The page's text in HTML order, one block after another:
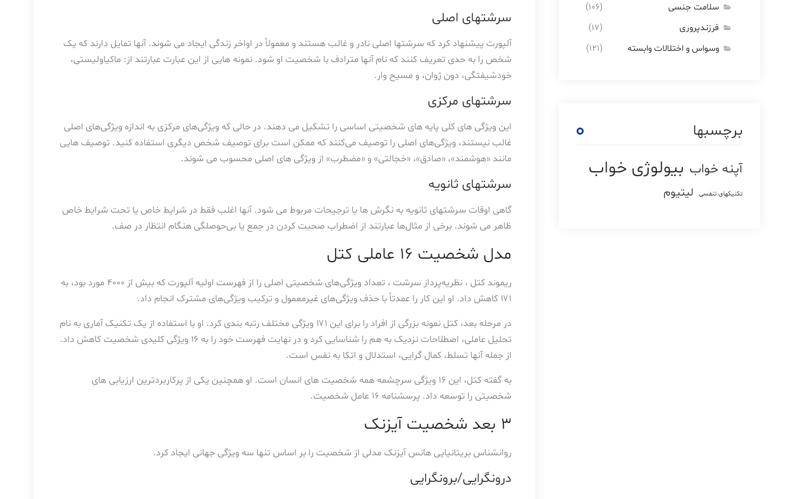
سرشتهای اصلی
آلپورت پیشنهاد کرد که سرشتها اصلی نادر و غالب هستند و معمولاً در اواخر زندگی ایجاد می شوند. آنها تمایل دارند که یک
شخص را به حدی تعریف کنند که نام آنها مترادف با شخصیت او شود. نمونه هایی از این عبارت عبارتند از: ماکیاولیستی،
خودشیفتگی، دون ژوان، و مسیح وار.
سرشتهای مرکزی
این ویژگی های کلی پایه های شخصیتی اساسی را تشکیل می دهند. در حالی که ویژگی‌های مرکزی به اندازه ویژگی‌های اصلی
غالب نیستند، ویژگی‌های اصلی را توصیف می‌کنند که ممکن است برای توصیف شخص دیگری استفاده کنید. توصیف هایی
مانند «هوشمند»، «صادق»، «خجالتی» و «مضطرب» از ویژگی های اصلی محسوب می شوند.
سرشتهای ثانویه
گاهی اوقات سرشتهای ثانویه به نگرش ها یا ترجیحات مربوط می شود. آنها اغلب فقط در شرایط خاص یا تحت شرایط خاص
ظاهر می شوند. برخی از مثال‌ها عبارتند از اضطراب صحبت کردن در جمع یا بی‌حوصلگی هنگام انتظار در صف.
مدل شخصیت ۱۶ عاملی کتل
ریموند کتل ، نظریه‌پرداز سرشت ، تعداد ویژگی‌های شخصیتی اصلی را از فهرست اولیه آلپورت که بیش از ۴۰۰۰ مورد بود، به
۱۷۱ کاهش داد. او این کار را عمدتاً با حذف ویژگی‌های غیرمعمول و ترکیب ویژگی‌های مشترک انجام داد.
در مرحله بعد، کتل نمونه بزرگی از افراد را برای این ۱۷۱ ویژگی مختلف رتبه بندی کرد. او با استفاده از یک تکنیک آماری به نام
تحلیل عاملی، اصطلاحات نزدیک به هم را شناسایی کرد و در نهایت فهرست خود را به ۱۶ ویژگی کلیدی شخصیت کاهش داد.
از جمله آنها تسلط، کمال گرایی، استدلال و اتکا به نفس است.
به گفته کتل، این ۱۶ ویژگی سرچشمه همه شخصیت های انسان است. او همچنین یکی از پرکاربردترین ارزیابی های
شخصیتی را توسعه داد. پرسشنامه ۱۶ عامل شخصیت.
۳ بعد شخصیت آیزنک
روانشناس بریتانیایی هانس آیزنک مدلی از شخصیت را بر اساس تنها سه ویژگی جهانی ایجاد کرد.
درونگرایی/برونگرایی
سلامت جنسی
(۱۰۶)
فرزندپروری
(۱۷)
وسواس و اختلالات وابسته
(۱۲۱)
برچسبها
آپنه خواب بیولوژی خواب
تکنیکهای تنفسی لیتیوم